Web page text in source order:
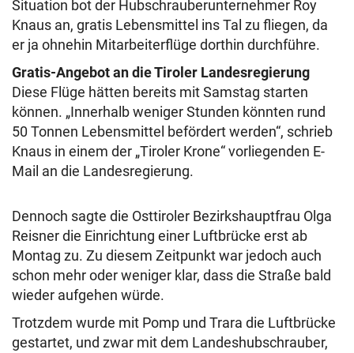
Situation bot der Hubschrauberunternehmer Roy
Knaus an, gratis Lebensmittel ins Tal zu fliegen, da
er ja ohnehin Mitarbeiterflüge dorthin durchführe.
Gratis-Angebot an die Tiroler Landesregierung
Diese Flüge hätten bereits mit Samstag starten
können. „Innerhalb weniger Stunden könnten rund
50 Tonnen Lebensmittel befördert werden“, schrieb
Knaus in einem der „Tiroler Krone“ vorliegenden E-
Mail an die Landesregierung.
Dennoch sagte die Osttiroler Bezirkshauptfrau Olga
Reisner die Einrichtung einer Luftbrücke erst ab
Montag zu. Zu diesem Zeitpunkt war jedoch auch
schon mehr oder weniger klar, dass die Straße bald
wieder aufgehen würde.
Trotzdem wurde mit Pomp und Trara die Luftbrücke
gestartet, und zwar mit dem Landeshubschrauber,